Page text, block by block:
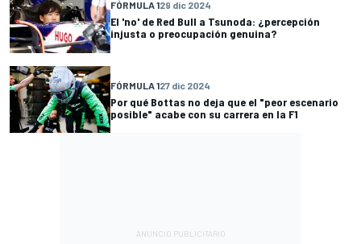
FÓRMULA 129 dic 2024
El 'no' de Red Bull a Tsunoda: ¿percepción
injusta o preocupación genuina?
FÓRMULA 127 dic 2024
Por qué Bottas no deja que el "peor escenario
posible" acabe con su carrera en la F1